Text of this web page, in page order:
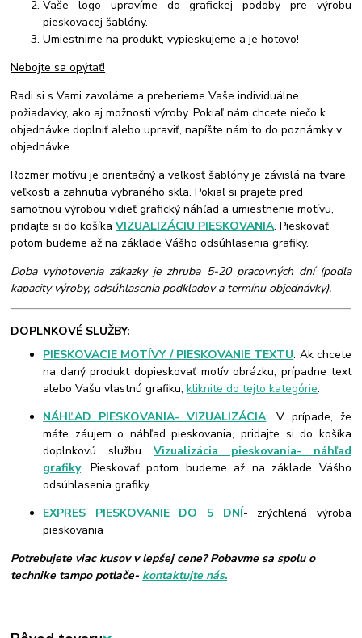
Vaše logo upravíme do grafickej podoby pre výrobu
pieskovacej šablóny.
Umiestnime na produkt, vypieskujeme a je hotovo!
Nebojte sa opýtať!
Radi si s Vami zavoláme a preberieme Vaše individuálne
požiadavky, ako aj možnosti výroby. Pokiaľ nám chcete niečo k
objednávke doplniť alebo upraviť, napíšte nám to do poznámky v
objednávke.
Rozmer motívu je orientačný a veľkosť šablóny je závislá na tvare,
veľkosti a zahnutia vybraného skla. Pokiaľ si prajete pred
samotnou výrobou vidieť grafický náhľad a umiestnenie motívu,
pridajte si do košíkaVIZUALIZÁCIU PIESKOVANIA. Pieskovať
potom budeme až na základe Vášho odsúhlasenia grafiky.
Doba vyhotovenia zákazky je zhruba 5-20 pracovných dní (podľa
kapacity výroby, odsúhlasenia podkladov a termínu objednávky).
DOPLNKOVÉ SLUŽBY:
PIESKOVACIE MOTÍVY / PIESKOVANIE TEXTU: Ak chcete
na daný produkt dopieskovať motív obrázku, prípadne text
alebo Vašu vlastnú grafiku,kliknite do tejto kategórie.
NÁHĽAD PIESKOVANIA- VIZUALIZÁCIA: V prípade, že
máte záujem o náhľad pieskovania, pridajte si do košíka
doplnkovú službuVizualizácia pieskovania- náhľad
grafiky. Pieskovať potom budeme až na základe Vášho
odsúhlasenia grafiky.
EXPRES PIESKOVANIE DO 5 DNÍ- zrýchlená výroba
pieskovania
Potrebujete viac kusov v lepšej cene? Pobavme sa spolu o
technike tampo potlače- kontaktujte nás.